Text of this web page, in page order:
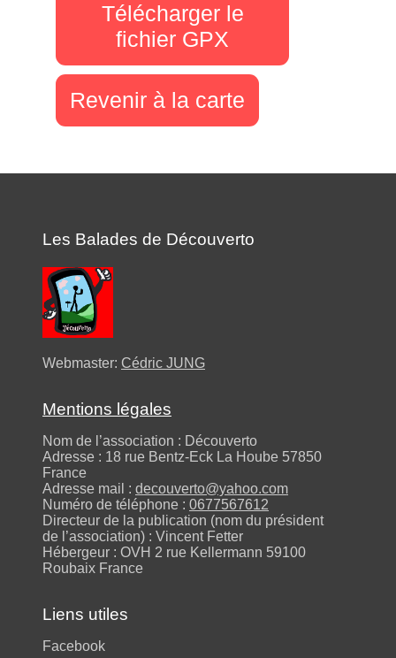
Télécharger le
fichier GPX
Revenir à la carte
Les Balades de Découverto
Webmaster: Cédric JUNG
Mentions légales
Nom de l’association : Découverto
Adresse : 18 rue Bentz-Eck La Hoube 57850
France
Adresse mail : decouverto@yahoo.com
Numéro de téléphone : 0677567612
Directeur de la publication (nom du président
de l’association) : Vincent Fetter
Hébergeur : OVH 2 rue Kellermann 59100
Roubaix France
Liens utiles
Facebook